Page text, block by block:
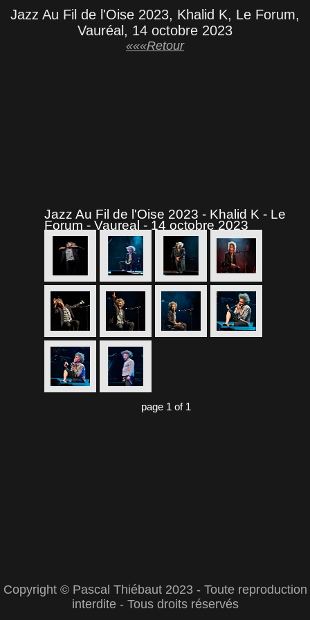
Jazz Au Fil de l'Oise 2023, Khalid K, Le Forum,
Vauréal, 14 octobre 2023
«««Retour
Jazz Au Fil de l'Oise 2023 - Khalid K - Le
Forum - Vaureal - 14 octobre 2023
page 1 of 1
Copyright © Pascal Thiébaut 2023 - Toute reproduction
interdite - Tous droits réservés